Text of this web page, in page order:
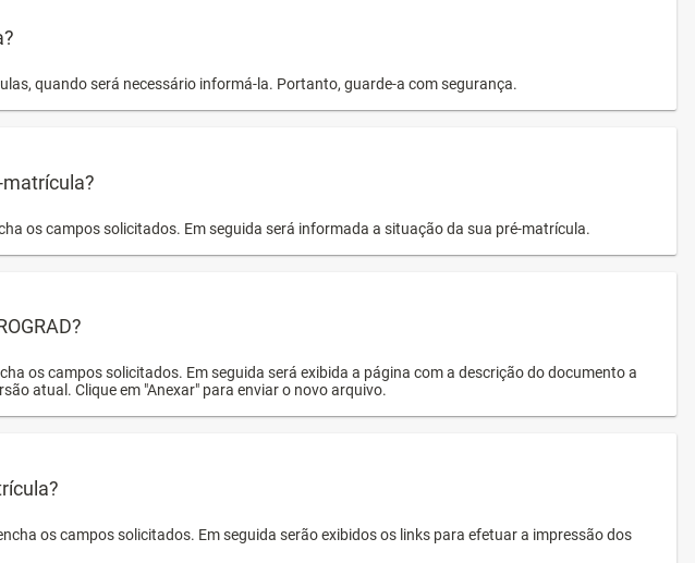
quando será necessário informá-la. Portanto, guarde-a com segurança.
os campos solicitados. Em seguida será informada a situação da sua pré-matrícula.
os campos solicitados. Em seguida será exibida a página com a descrição do documento a
atual. Clique em "Anexar" para enviar o novo arquivo.
os campos solicitados. Em seguida serão exibidos os links para efetuar a impressão dos